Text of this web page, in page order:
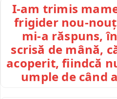
I-am trimis
frigider nou-
mi-a răspuns,
scrisă de mână,
acoperit, fiindcă
umple de când